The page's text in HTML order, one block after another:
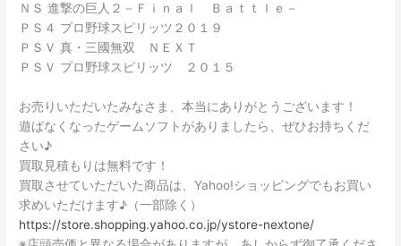
ＮＳ 進撃の巨人２－Ｆｉｎａｌ Ｂａｔｔｌｅ－
ＰＳ４ プロ野球スピリッツ２０１９
ＰＳＶ 真・三國無双 ＮＥＸＴ
ＰＳＶ プロ野球スピリッツ ２０１５
お売りいただいたみなさま、本当にありがとうございます！
遊ばなくなったゲームソフトがありましたら、ぜひお持ちくだ
さい♪
買取見積もりは無料です！
買取させていただいた商品は、Yahoo!ショッピングでもお買い
求めいただけます♪（一部除く）
https://store.shopping.yahoo.co.jp/ystore-nextone/